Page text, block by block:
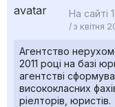
На сайті
/ з квітня
Агентство
2011 році на базі
агентстві
висококласних
ріелторів, юристів.